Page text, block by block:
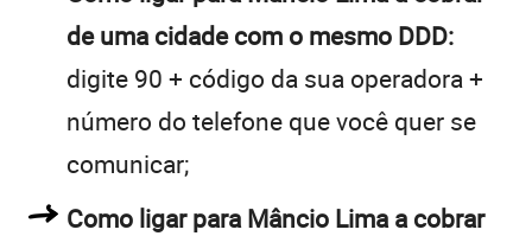
de uma cidade com o mesmo DDD:
digite 90 + código da sua operadora +
número do telefone que você quer se
comunicar;
Como ligar para Mâncio Lima a cobrar